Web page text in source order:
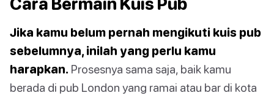
Jika kamu belum pernah mengikuti kuis pub
sebelumnya, inilah yang perlu kamu
harapkan. Prosesnya sama saja, baik kamu
berada di pub London yang ramai atau bar di kota